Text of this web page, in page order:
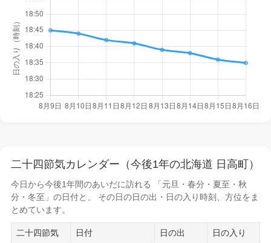
二十四節気カレンダー（今後1年の北海道 日高町）
今日から今後1年間のあいだに訪れる 「元旦・春分・夏至・秋
分・冬至」の日付と、 その日の日の出・日の入り時刻
、方位をま
とめています。
二十四節気 日付 日の出 日の入り